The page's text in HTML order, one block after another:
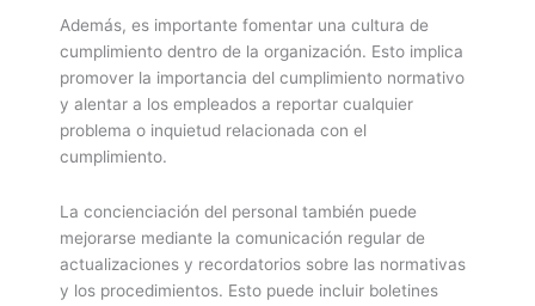
Además, es importante fomentar una cultura de
cumplimiento dentro de la organización. Esto implica
promover la importancia del cumplimiento normativo
y alentar a los empleados a reportar cualquier
problema o inquietud relacionada con el
cumplimiento.
La concienciación del personal también puede
mejorarse mediante la comunicación regular de
actualizaciones y recordatorios sobre las normativas
y los procedimientos. Esto puede incluir boletines